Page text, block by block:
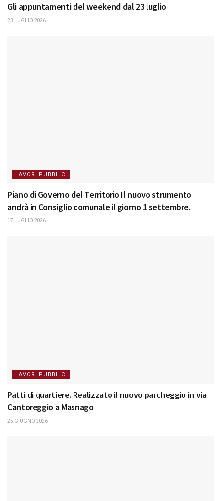
Gli appuntamenti del weekend dal 23 luglio
23 LUGLIO 2026
LAVORI PUBBLICI
Piano di Governo del Territorio Il nuovo strumento
andrà in Consiglio comunale il giorno 1 settembre.
17 LUGLIO 2026
LAVORI PUBBLICI
Patti di quartiere. Realizzato il nuovo parcheggio in via
Cantoreggio a Masnago
25 GIUGNO 2026